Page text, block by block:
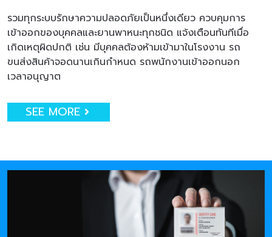
รวมทุกระบบรักษาความปลอดภัยเป็นหนึ่งเดียว ควบคุมการ
เข้าออกของบุคคลและยานพาหนะทุกชนิด แจ้งเตือนทันทีเมื่อ
เกิดเหตุผิดปกติ เช่น มีบุคคลต้องห้ามเข้ามาในโรงงาน รถ
ขนส่งสินค้าจอดนานเกินกำหนด รถพนักงานเข้าออกนอก
เวลาอนุญาต
SEE MORE